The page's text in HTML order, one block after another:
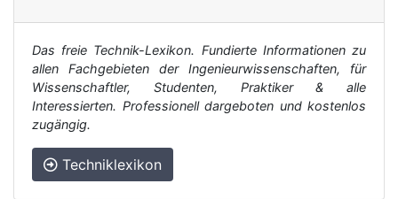
Das freie Technik-Lexikon. Fundierte Informationen zu
allen Fachgebieten der Ingenieurwissenschaften, für
Wissenschaftler, Studenten, Praktiker & alle
Interessierten. Professionell dargeboten und kostenlos
zugängig.
Techniklexikon